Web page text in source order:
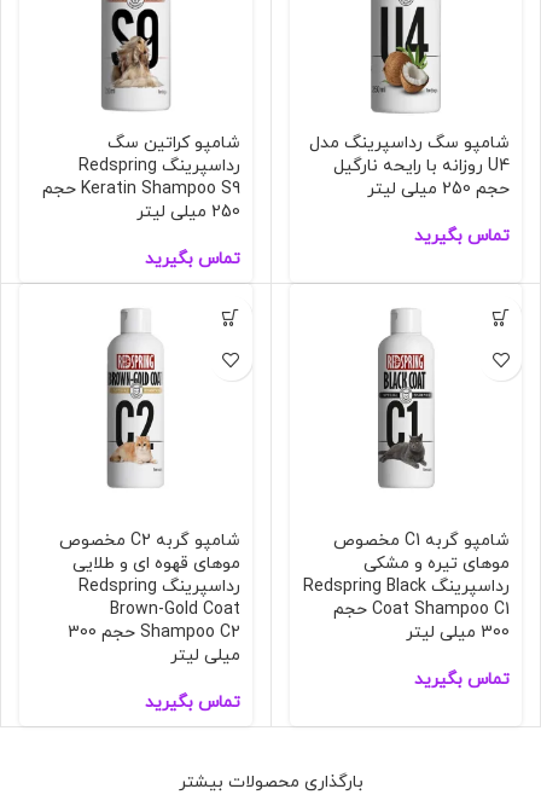
شامپو سگ رداسپرینگ مدل
U4 روزانه با رایحه نارگیل
حجم 250 میلی لیتر
تماس بگیرید
شامپو کراتین سگ
رداسپرینگ Redspring
Keratin Shampoo S9 حجم
250 میلی لیتر
تماس بگیرید
شامپو گربه C1 مخصوص
موهای تیره و مشکی
رداسپرینگ Redspring Black
Coat Shampoo C1 حجم
300 میلی لیتر
تماس بگیرید
شامپو گربه C2 مخصوص
موهای قهوه ای و طلایی
رداسپرینگ Redspring
Brown-Gold Coat
Shampoo C2 حجم 300
میلی لیتر
تماس بگیرید
بارگذاری محصولات بیشتر